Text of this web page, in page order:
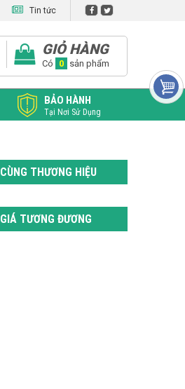
Tin tức
GIỎ HÀNG
Có 0 sản phẩm
BẢO HÀNH
Tại Nơi Sử Dụng
CÙNG THƯƠNG HIỆU
GIÁ TƯƠNG ĐƯƠNG